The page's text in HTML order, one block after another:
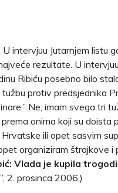
intervjuu Jutarnjem listu
rezultate. U
Ribiću posebno bilo
protiv predsjednika
Ne, imam svega tri
onima koji su doista
ili opet sasvim
organiziram štrajkove i
Vlada je kupila
2. prosinca 2006.)